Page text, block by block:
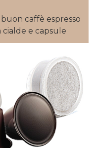
caffè espresso
cialde e capsule